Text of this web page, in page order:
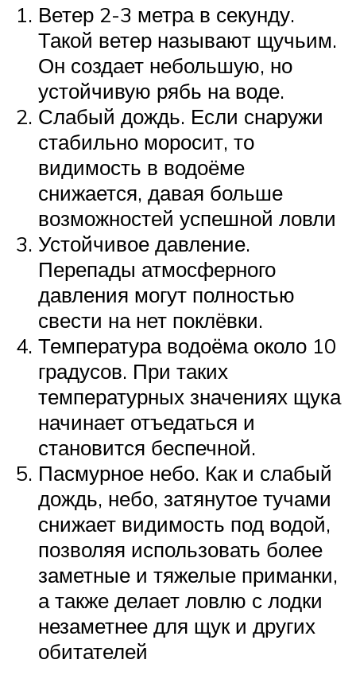
Ветер 2-3 метра в секунду.
Такой ветер называют щучьим.
Он создает небольшую, но
устойчивую рябь на воде.
Слабый дождь. Если снаружи
стабильно моросит, то
видимость в водоёме
снижается, давая больше
возможностей успешной ловли
Устойчивое давление.
Перепады атмосферного
давления могут полностью
свести на нет поклёвки.
Температура водоёма около 10
градусов. При таких
температурных значениях щука
начинает отъедаться и
становится беспечной.
Пасмурное небо. Как и слабый
дождь, небо, затянутое тучами
снижает видимость под водой,
позволяя использовать более
заметные и тяжелые приманки,
а также делает ловлю с лодки
незаметнее для щук и других
обитателей